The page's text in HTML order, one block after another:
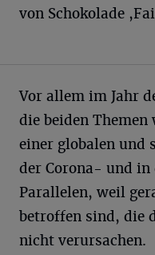
von Schokolade
Vor allem im Jahr
die beiden
einer globalen und
der Corona- und
Parallelen, weil
betroffen sind, die
nicht verursachen.